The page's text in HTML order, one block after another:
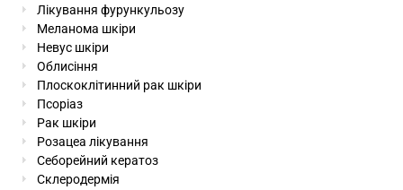
Лікування фурункульозу
Меланома шкіри
Невус шкіри
Облисіння
Плоскоклітинний рак шкіри
Псоріаз
Рак шкіри
Розацеа лікування
Себорейний кератоз
Склеродермія